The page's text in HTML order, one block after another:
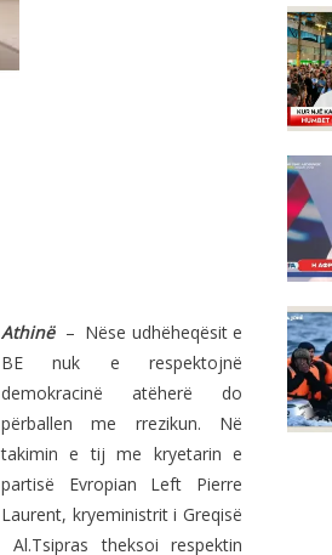
Athinë– Nëse udhëheqësit e
BE nuk e respektojnë
demokracinë atëherë do
përballen me rrezikun. Në
takimin e tij me kryetarin e
partisë Evropian Left Pierre
Laurent, kryeministrit i Greqisë
Al.Tsipras theksoi respektin